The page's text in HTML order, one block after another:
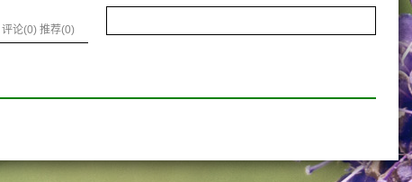
评论(0) 推荐(0)